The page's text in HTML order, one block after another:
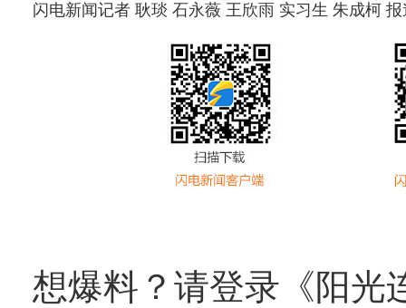
闪电新闻记者 耿琰 石永薇 王欣雨 实习生 朱成柯 报
想爆料？请登录《阳光